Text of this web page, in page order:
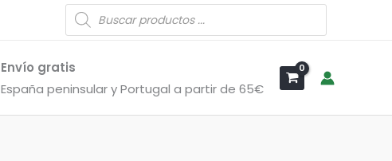
Búsqueda
de
productos
Envío gratis
España peninsular y Portugal a partir de 65€